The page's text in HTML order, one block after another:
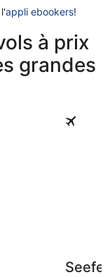
appli ebookers!
à prix
grandes
Seefeld